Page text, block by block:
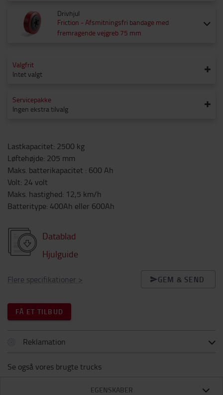
Drivhjul
Friction - Afsmitningsfri bandage med
fremragende vejgreb 75 mm
Valgfrit
Intet valgt
Servicepakke
Ingen ekstra tilvalg
Lastkapacitet: 2500 kg
Løftehøjde: 205 mm
Maks. batterikapacitet : 600 Ah
Volt: 24 volt
Maks. hastighed: 12,5 km/h
Batteritype: 400Ah eller 600Ah
Datablad
Hjulguide
Flere specifikationer > GEM & SEND
FÅ ET TILBUD
Reklamation
Se også vores brugte trucks
EGENSKABER